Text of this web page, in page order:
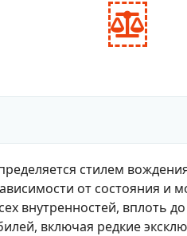
fas
стилем
от состояния и
внутренностей, вплоть
включая редкие